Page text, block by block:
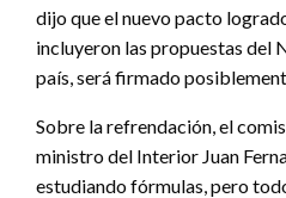
dijo que el nuevo pacto
incluyeron las propuestas del
país, será firmado
Sobre la refrendación, el
ministro del Interior Juan
estudiando fórmulas, pero